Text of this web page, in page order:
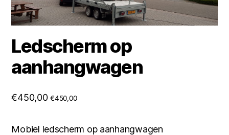
Ledscherm op
aanhangwagen
€450,00 €450,00
Mobiel ledscherm op aanhangwagen